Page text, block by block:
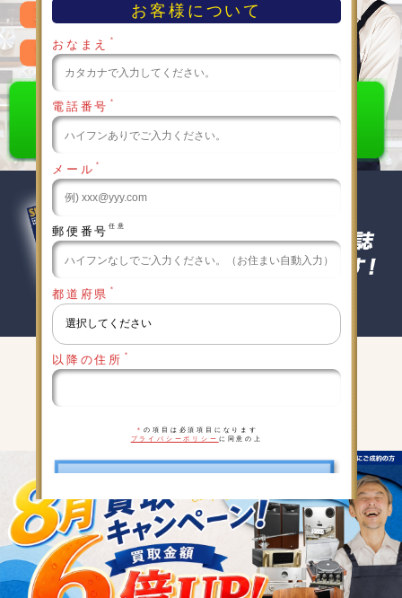
お客様について
おなまえ ＊
電話番号 ＊
メール ＊
郵便番号 任意
都道府県 ＊
以降の住所 ＊
＊の項目は必須項目になります
プライバシーポリシー に同意の上
0120-789-986
キャンペーン実施中